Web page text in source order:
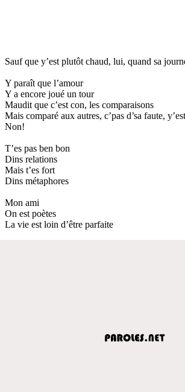
Sauf que y’est plutôt chaud, lui, quand sa
Y paraît que l’amour
Y a encore joué un tour
Maudit que c’est con, les comparaisons
Mais comparé aux autres, c’pas d’sa faute,
Non!
T’es pas ben bon
Dins relations
Mais t’es fort
Dins métaphores
Mon ami
On est poètes
La vie est loin d’être parfaite